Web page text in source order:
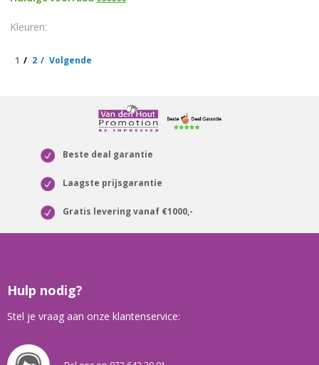
1 2 Volgende
Beste deal garantie
Laagste prijsgarantie
Gratis levering vanaf €1000,-
Hulp nodig?
Stel je vraag aan onze klantenservice: